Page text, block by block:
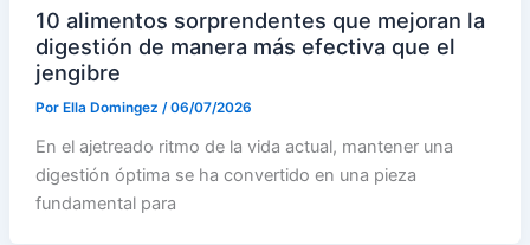
10 alimentos sorprendentes que mejoran la
digestión de manera más efectiva que el
jengibre
Por Ella Domingez /06/07/2026
En el ajetreado ritmo de la vida actual, mantener una
digestión óptima se ha convertido en una pieza
fundamental para